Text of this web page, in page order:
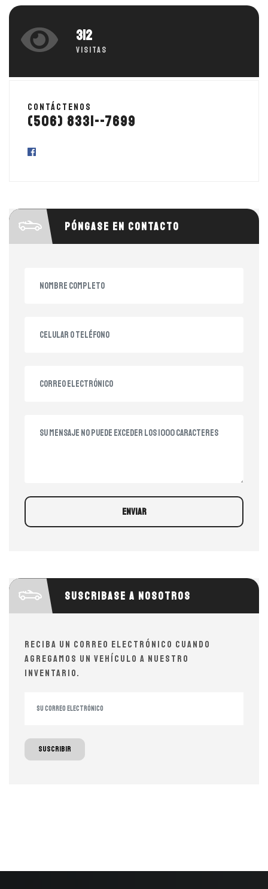
312
Visitas
Contáctenos
(506) 8331--7699
Póngase en contacto
ENVIAR
Suscribase a nosotros
Reciba un correo electrónico cuando
agregamos un vehículo a nuestro
inventario.
Suscribir